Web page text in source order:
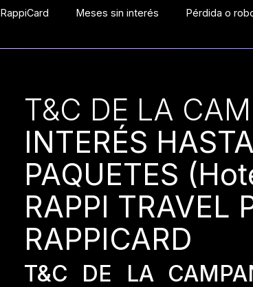
RappiCard Meses sin interés Pérdida o
T&C DE LA
INTERÉS
PAQUETES
RAPPI TRAVEL
RAPPICARD
T&C DE LA